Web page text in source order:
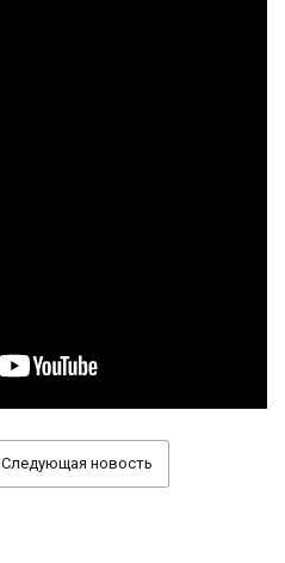
Следующая новость